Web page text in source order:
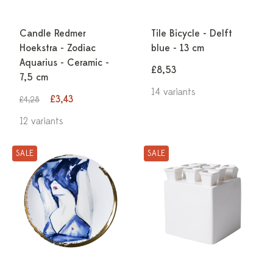
Candle Redmer
Hoekstra - Zodiac
Aquarius - Ceramic -
7,5 cm
£4,28
£3,43
12 variants
Tile Bicycle - Delft
blue - 13 cm
£8,53
14 variants
SALE SALE